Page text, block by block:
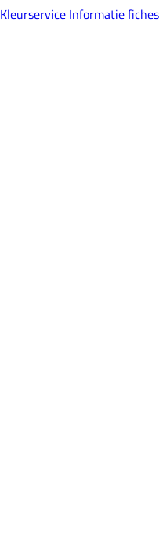
Kleurservice Informatie fiches